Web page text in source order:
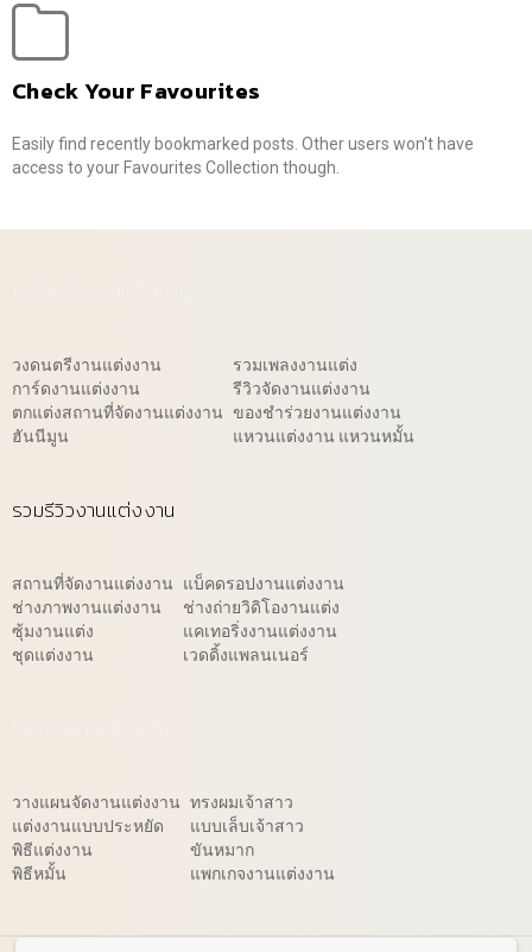
Check Your Favourites
Easily find recently bookmarked posts. Other users won't have
access to your Favourites Collection though.
วงดนตรีงานแต่งงาน
การ์ดงานแต่งงาน
ตกแต่งสถานที่จัดงานแต่งงาน
ฮันนีมูน
รวมเพลงงานแต่ง
รีวิวจัดงานแต่งงาน
ของชำร่วยงานแต่งงาน
แหวนแต่งงาน แหวนหมั้น
รวมรีวิวงานแต่งงาน
สถานที่จัดงานแต่งงาน
ช่างภาพงานแต่งงาน
ซุ้มงานแต่ง
ชุดแต่งงาน
แบ็คดรอปงานแต่งงาน
ช่างถ่ายวิดิโองานแต่ง
แคเทอริ่งงานแต่งงาน
เวดดิ้งแพลนเนอร์
วางแผนจัดงานแต่งงาน
แต่งงานแบบประหยัด
พิธีแต่งงาน
พิธีหมั้น
ทรงผมเจ้าสาว
แบบเล็บเจ้าสาว
ขันหมาก
แพกเกจงานแต่งงาน